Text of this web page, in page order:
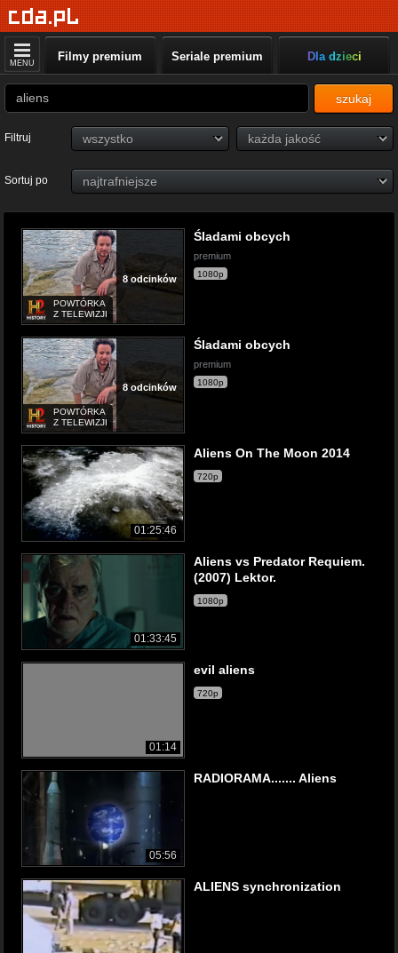
MENU Filmy premium Seriale premium Dla dzieci
szukaj
Filtruj
Sortuj po
8 odcinków
POWTÓRKA
Z TELEWIZJI
Śladami obcych
premium
1080p
8 odcinków
POWTÓRKA
Z TELEWIZJI
Śladami obcych
premium
1080p
01:25:46
Aliens On The Moon 2014
720p
01:33:45
Aliens vs Predator Requiem.
(2007) Lektor.
1080p
01:14
evil aliens
720p
05:56
RADIORAMA....... Aliens
ALIENS synchronization